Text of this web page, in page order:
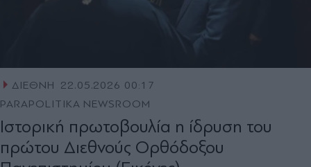
ΔΙΕΘΝΗ
22.05.2026 00:17
PARAPOLITIKA NEWSROOM
Ιστορική πρωτοβουλία η ίδρυση του
πρώτου Διεθνούς Ορθόδοξου